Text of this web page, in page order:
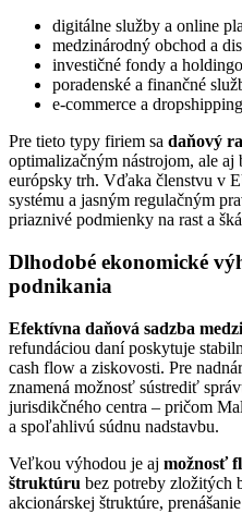
digitálne služby a online
medzinárodný obchod a
investičné fondy a
poradenské a finančné
e-commerce a
Pre tieto typy firiem sa daňový
optimalizačným nástrojom, ale aj
európsky trh. Vďaka členstvu v
systému a jasným regulačným
priaznivé podmienky na rast a
Dlhodobé ekonomické
podnikania
Efektívna daňová sadzba
refundáciou daní poskytuje
cash flow a ziskovosti. Pre
znamená možnosť sústrediť
jurisdikčného centra – pričom
a spoľahlivú súdnu nadstavbu.
Veľkou výhodou je aj možnosť
štruktúru bez potreby zložitých
akcionárskej štruktúre,